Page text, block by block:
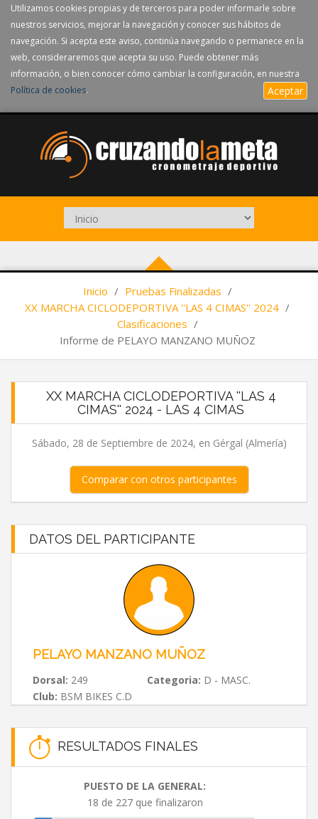
Utilizamos cookies propias y de terceros para poder informarle sobre
nuestros servicios, mejorar la navegación y conocer sus hábitos de
navegación. Si acepta este aviso, continúa navegando o permanece en la
web, consideraremos que acepta su uso. Puede obtener más
información, o bien conocer cómo cambiar la configuración, en nuestra
Política de cookies. Aceptar
Inicio / Pruebas Finalizadas /
XX MARCHA CICLODEPORTIVA ''LAS 4 CIMAS'' 2024 /
Clasificaciones /
Informe de PELAYO MANZANO MUÑOZ
XX MARCHA CICLODEPORTIVA ''LAS 4
CIMAS'' 2024 - LAS 4 CIMAS
Sábado, 28 de Septiembre de 2024, en Gérgal (Almería)
Comparar con otros participantes
DATOS DEL PARTICIPANTE
PELAYO MANZANO MUÑOZ
Dorsal: 249 Categoria: D - MASC.
Club: BSM BIKES C.D
RESULTADOS FINALES
PUESTO DE LA GENERAL:
18 de 227 que finalizaron